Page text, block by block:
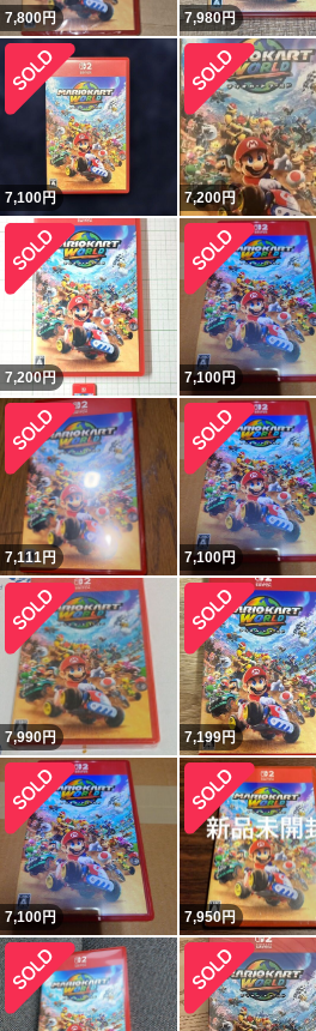
7,800円 7,980円
7,100円 7,200円
7,200円 7,100円
7,111円 7,100円
7,990円 7,199円
7,100円 7,950円